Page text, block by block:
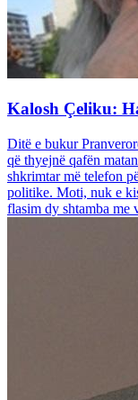
Kalosh Çeliku:
Ditë e bukur
që thyejnë qafën
shkrimtar më telefon
politike. Moti, nuk e
flasim dy shtamba me